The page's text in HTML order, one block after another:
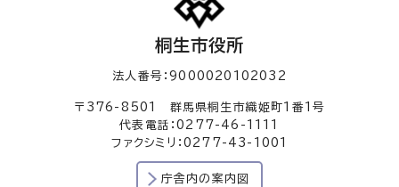
桐生市役所
法人番号：9000020102032
〒376-8501 群馬県桐生市織姫町1番1号
代表電話：0277-46-1111
ファクシミリ：0277-43-1001
庁舎内の案内図